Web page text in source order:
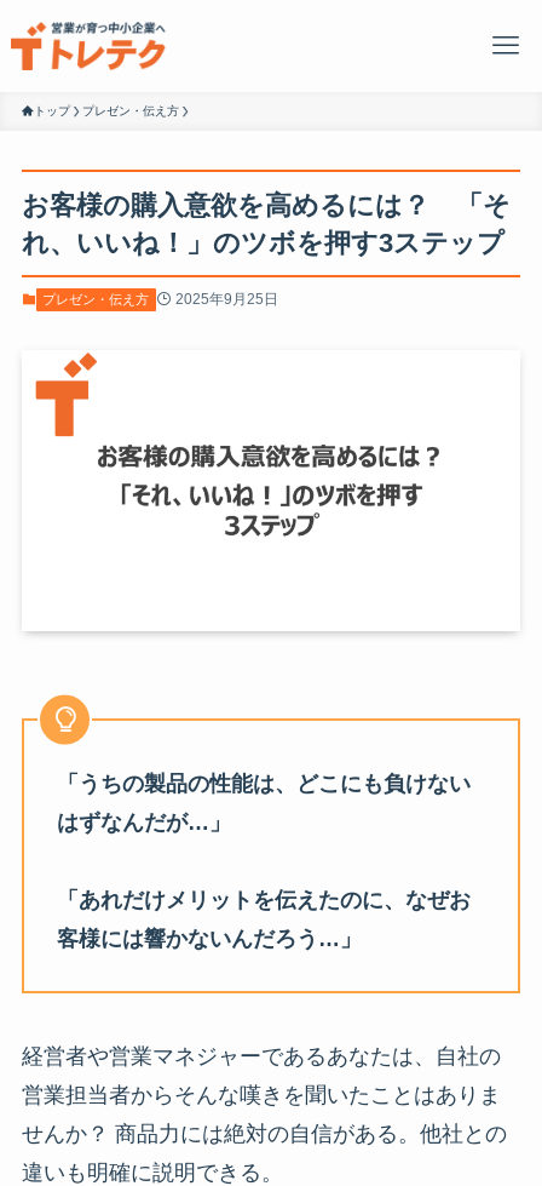
トップ プレゼン・伝え方
お客様の購入意欲を高めるには？ 「そ
れ、いいね！」のツボを押す3ステップ
プレゼン・伝え方 2025年9月25日
「うちの製品の性能は、どこにも負けない
はずなんだが…」
「あれだけメリットを伝えたのに、なぜお
客様には響かないんだろう…」
経営者や営業マネジャーであるあなたは、自社の
営業担当者からそんな嘆きを聞いたことはありま
せんか？ 商品力には絶対の自信がある。他社との
違いも明確に説明できる。